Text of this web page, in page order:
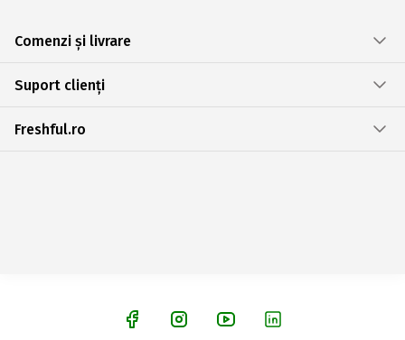
Comenzi și livrare
Suport clienți
Freshful.ro